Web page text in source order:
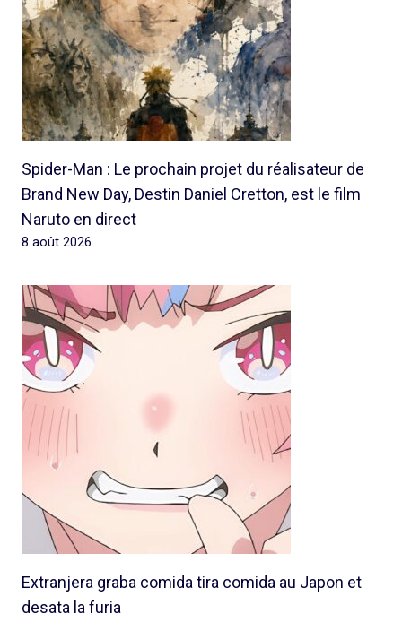
Spider-Man : Le prochain projet du réalisateur de
Brand New Day, Destin Daniel Cretton, est le film
Naruto en direct
8 août 2026
Extranjera graba comida tira comida au Japon et
desata la furia